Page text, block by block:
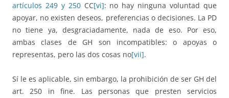
artículos 249 y 250CC[vi]: no hay ninguna voluntad que
apoyar, no existen deseos, preferencias o decisiones. La PD
no tiene ya, desgraciadamente, nada de eso. Por eso,
ambas clases de GH son incompatibles: o apoyas o
representas, pero las dos cosas no[vii].
Sí le es aplicable, sin embargo, la prohibición de ser GH del
art. 250 in fine. Las personas que presten servicios